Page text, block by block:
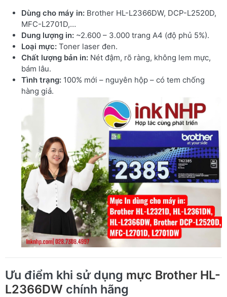
Dùng cho máy in: Brother HL-L2366DW, DCP-L2520D,
MFC-L2701D,…
Dung lượng in: ~2.600 – 3.000 trang A4 (độ phủ 5%).
Loại mực: Toner laser đen.
Chất lượng bản in: Nét đậm, rõ ràng, không lem mực,
bám lâu.
Tình trạng: 100% mới – nguyên hộp – có tem chống
hàng giả.
Ưu điểm khi sử dụng mực Brother HL-
L2366DW chính hãng